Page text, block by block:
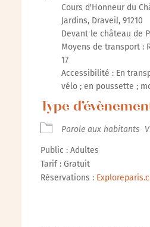
Cours d'Honneur du
Jardins, Draveil, 91210
Devant le château de
Moyens de transport :
17
Accessibilité : En
vélo ; en poussette ;
Type
Parole aux habitants
Public : Adultes
Tarif : Gratuit
Réservations :